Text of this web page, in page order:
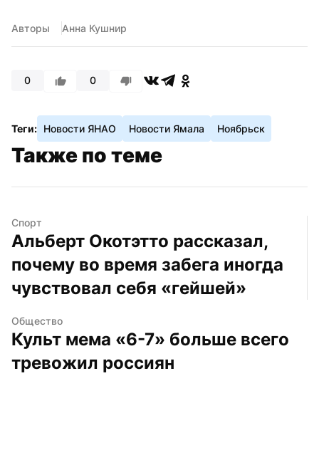
Авторы Анна Кушнир
0 0
Теги: Новости ЯНАО Новости Ямала Ноябрьск
Также по теме
Спорт
Альберт Окотэтто рассказал,
почему во время забега иногда
чувствовал себя «гейшей»
Общество
Культ мема «6-7» больше всего
тревожил россиян